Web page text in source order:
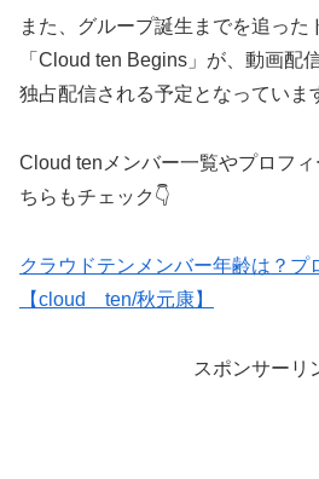
また、グループ誕生までを追った
「Cloud ten Begins」が、動画配
独占配信される予定となっていま
Cloud tenメンバー一覧やプロフ
ちらもチェック👇
クラウドテンメンバー年齢は？プ
【cloud ten/秋元康】
スポンサーリ